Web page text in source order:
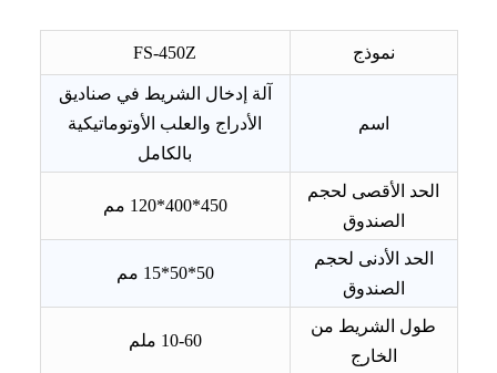
نموذج FS-450Z
اسم
آلة إدخال الشريط في صناديق
الأدراج والعلب الأوتوماتيكية
بالكامل
الحد الأقصى لحجم
الصندوق
450*400*120 مم
الحد الأدنى لحجم
الصندوق
50*50*15 مم
طول الشريط من
الخارج
10-60 ملم